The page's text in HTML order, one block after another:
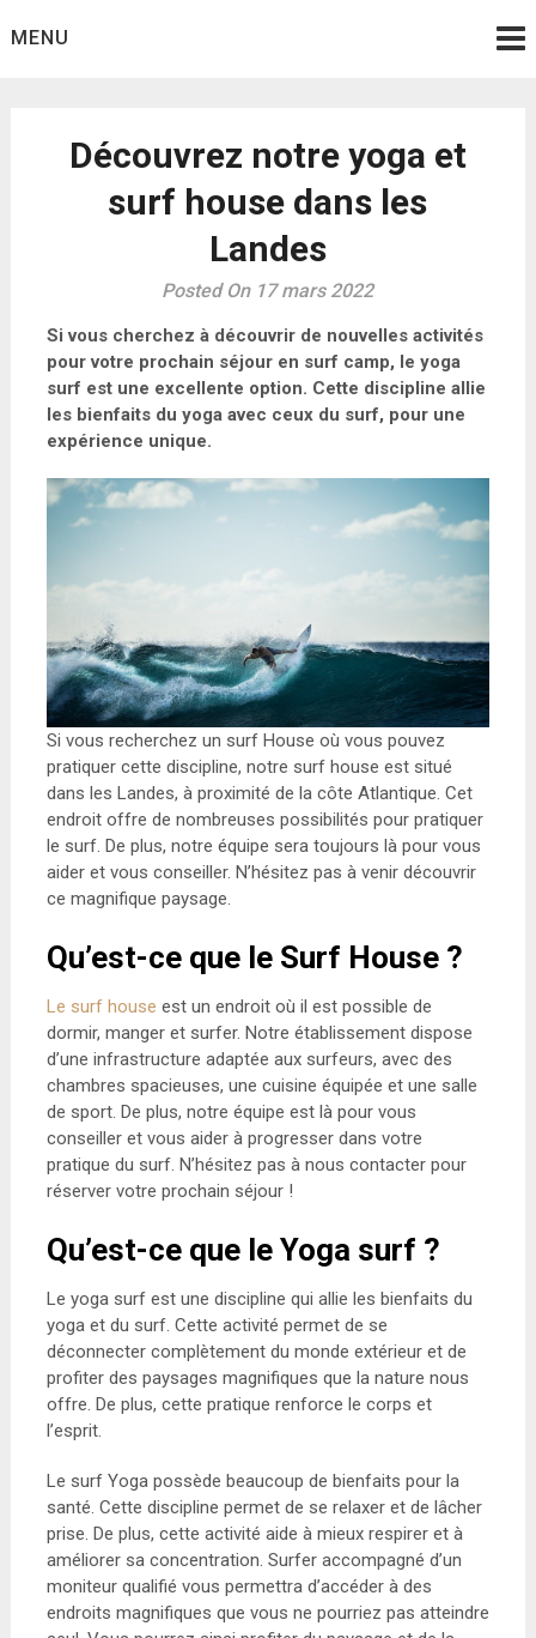
toMENU
Découvrez notre yoga et
surf house dans les
Landes
Posted On 17 mars 2022
Si vous cherchez à découvrir de nouvelles activités
pour votre prochain séjour en surf camp, le yoga
surf est une excellente option. Cette discipline allie
les bienfaits du yoga avec ceux du surf, pour une
expérience unique.
Si vous recherchez un surf House où vous pouvez
pratiquer cette discipline, notre surf house est situé
dans les Landes, à proximité de la côte Atlantique. Cet
endroit offre de nombreuses possibilités pour pratiquer
le surf. De plus, notre équipe sera toujours là pour vous
aider et vous conseiller. N’hésitez pas à venir découvrir
ce magnifique paysage.
Qu’est-ce que le Surf House ?
Le surf house est un endroit où il est possible de
dormir, manger et surfer. Notre établissement dispose
d’une infrastructure adaptée aux surfeurs, avec des
chambres spacieuses, une cuisine équipée et une salle
de sport. De plus, notre équipe est là pour vous
conseiller et vous aider à progresser dans votre
pratique du surf. N’hésitez pas à nous contacter pour
réserver votre prochain séjour !
Qu’est-ce que le Yoga surf ?
Le yoga surf est une discipline qui allie les bienfaits du
yoga et du surf. Cette activité permet de se
déconnecter complètement du monde extérieur et de
profiter des paysages magnifiques que la nature nous
offre. De plus, cette pratique renforce le corps et
l’esprit.
Le surf Yoga possède beaucoup de bienfaits pour la
santé. Cette discipline permet de se relaxer et de lâcher
prise. De plus, cette activité aide à mieux respirer et à
améliorer sa concentration. Surfer accompagné d’un
moniteur qualifié vous permettra d’accéder à des
endroits magnifiques que vous ne pourriez pas atteindre